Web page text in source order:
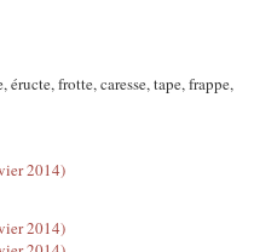
frotte, caresse, tape, frappe,